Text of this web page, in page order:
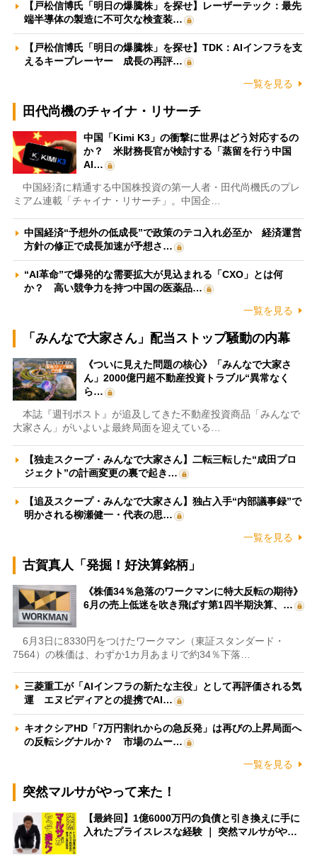
【戸松信博氏「明日の爆騰株」を探せ】レーザーテック：最先
端半導体の製造に不可欠な検査装…
【戸松信博氏「明日の爆騰株」を探せ】TDK：AIインフラを支
えるキープレーヤー 成長の再評…
一覧を見る
田代尚機のチャイナ・リサーチ
中国「Kimi K3」の衝撃に世界はどう対応するの
か？ 米財務長官が検討する「蒸留を行う中国
AI…
中国経済に精通する中国株投資の第一人者・田代尚機氏のプレ
ミアム連載「チャイナ・リサーチ」。中国企…
中国経済“予想外の低成長”で政策のテコ入れ必至か 経済運営
方針の修正で成長加速が予想さ…
“AI革命”で爆発的な需要拡大が見込まれる「CXO」とは何
か？ 高い競争力を持つ中国の医薬品…
一覧を見る
「みんなで大家さん」配当ストップ騒動の内幕
《ついに見えた問題の核心》「みんなで大家さ
ん」2000億円超不動産投資トラブル“異常なく
ら…
本誌『週刊ポスト』が追及してきた不動産投資商品「みんなで
大家さん」がいよいよ最終局面を迎えている…
【独走スクープ・みんなで大家さん】二転三転した“成田プロ
ジェクト”の計画変更の裏で起き…
【追及スクープ・みんなで大家さん】独占入手“内部議事録”で
明かされる柳瀬健一・代表の思…
一覧を見る
古賀真人「発掘！好決算銘柄」
《株価34％急落のワークマンに特大反転の期待》
6月の売上低迷を吹き飛ばす第1四半期決算、…
6月3日に8330円をつけたワークマン（東証スタンダード・
7564）の株価は、わずか1カ月あまりで約34％下落…
三菱重工が「AIインフラの新たな主役」として再評価される気
運 エヌビディアとの提携でAI…
キオクシアHD「7万円割れからの急反発」は再びの上昇局面へ
の反転シグナルか？ 市場のムー…
一覧を見る
突然マルサがやって来た！
【最終回】1億6000万円の負債と引き換えに手に
入れたプライスレスな経験 ｜ 突然マルサがや…